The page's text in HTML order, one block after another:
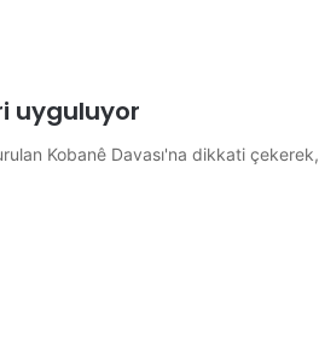
uyguluyor
Kobanê Davası'na dikkati çekerek,